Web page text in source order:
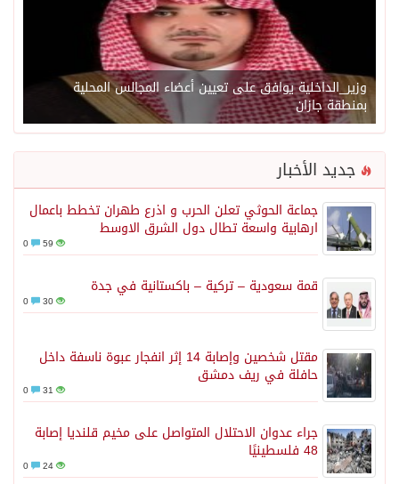
وزير_الداخلية يوافق على تعيين أعضاء المجالس المحلية
بمنطقة جازان
جديد الأخبار
جماعة الحوثي تعلن الحرب و اذرع طهران تخطط باعمال
ارهابية واسعة تطال دول الشرق الاوسط
59
قمة سعودية – تركية – باكستانية في جدة
30
مقتل شخصين وإصابة 14 إثر انفجار عبوة ناسفة داخل
حافلة في ريف دمشق
31
جراء عدوان الاحتلال المتواصل على مخيم قلنديا إصابة
48 فلسطينيًا
24